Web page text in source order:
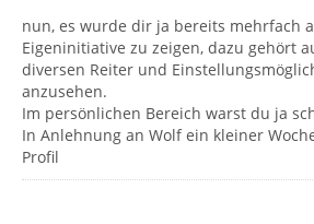
nun, es wurde dir ja bereits mehrfach
Eigeninitiative zu zeigen, dazu gehört
diversen Reiter und
anzusehen.
Im persönlichen Bereich warst du ja
In Anlehnung an Wolf ein kleiner
Profil